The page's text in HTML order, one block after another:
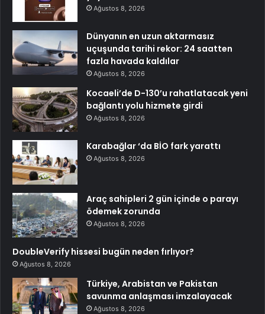
Ağustos 8, 2026
Dünyanın en uzun aktarmasız
uçuşunda tarihi rekor: 24 saatten
fazla havada kaldılar
Ağustos 8, 2026
Kocaeli’de D-130’u rahatlatacak yeni
bağlantı yolu hizmete girdi
Ağustos 8, 2026
Karabağlar ‘da BİO fark yarattı
Ağustos 8, 2026
Araç sahipleri 2 gün içinde o parayı
ödemek zorunda
Ağustos 8, 2026
DoubleVerify hissesi bugün neden fırlıyor?
Ağustos 8, 2026
Türkiye, Arabistan ve Pakistan
savunma anlaşması imzalayacak
Ağustos 8, 2026